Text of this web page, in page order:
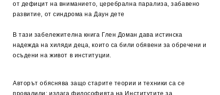
от дефицит на вниманието, церебрална парализа, забавено
развитие, от синдрома на Даун дете
В тази забележителна книга Глен Доман дава истинска
надежда на хиляди деца, които са били обявени за обречени и
осъдени на живот в институции.
Авторът обяснява защо старите теории и техники са се
провалили; излага философията на Институтите за